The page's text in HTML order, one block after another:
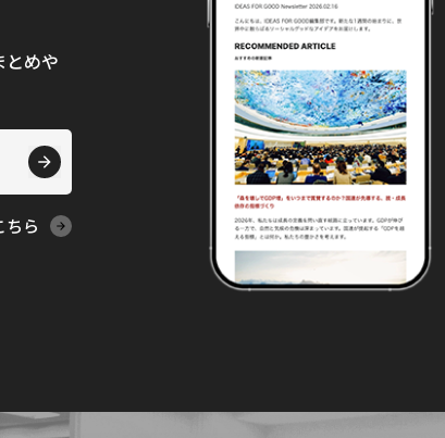
とめや
ちら